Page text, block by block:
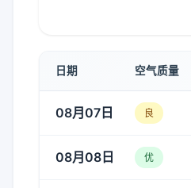
日期 空气质量
08月07日 良
08月08日 优